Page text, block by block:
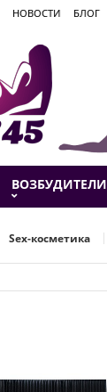
НОВОСТИ БЛОГ
ВОЗБУДИТЕЛИ
Sex-косметика